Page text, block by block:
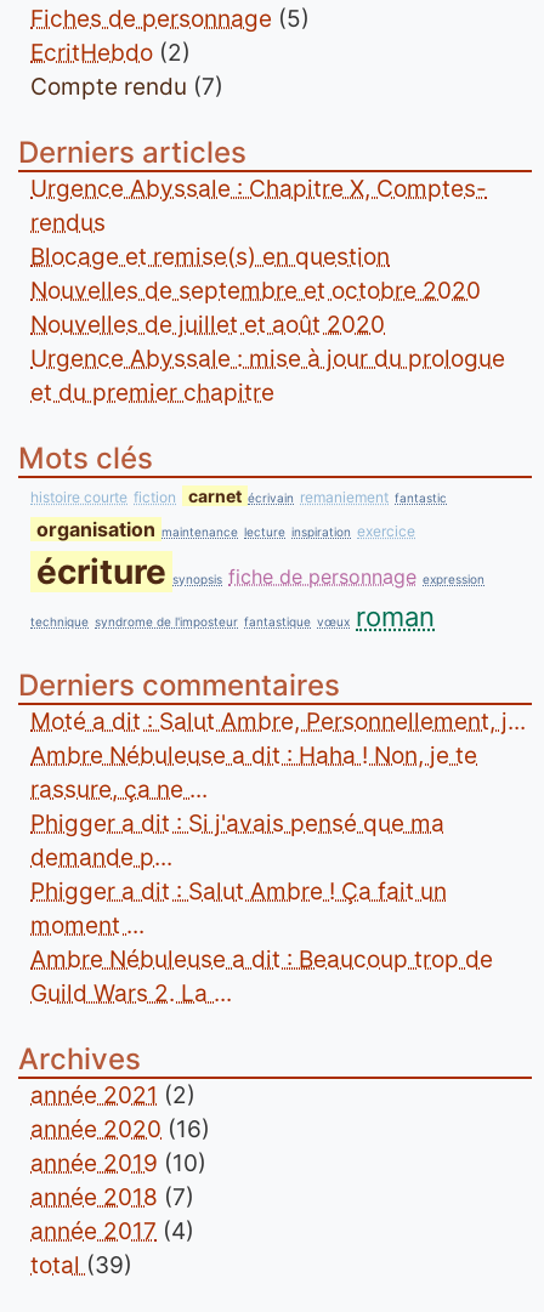
Fiches de personnage (5)
EcritHebdo (2)
Compte rendu (7)
Derniers articles
Urgence Abyssale : Chapitre X, Comptes-
rendus
Blocage et remise(s) en question
Nouvelles de septembre et octobre 2020
Nouvelles de juillet et août 2020
Urgence Abyssale : mise à jour du prologue
et du premier chapitre
Mots clés
histoire courte fiction carnet écrivain remaniement fantastic
organisation maintenance lecture inspiration exercice
écriture synopsis fiche de personnage expression
technique syndrome de l'imposteur fantastique vœux roman
Derniers commentaires
Moté a dit : Salut Ambre, Personnellement, j...
Ambre Nébuleuse a dit : Haha ! Non, je te
rassure, ça ne ...
Phigger a dit : Si j'avais pensé que ma
demande p...
Phigger a dit : Salut Ambre ! Ça fait un
moment ...
Ambre Nébuleuse a dit : Beaucoup trop de
Guild Wars 2. La ...
Archives
année 2021 (2)
année 2020 (16)
année 2019 (10)
année 2018 (7)
année 2017 (4)
total (39)